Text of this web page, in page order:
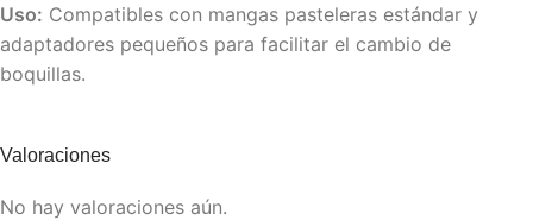
Uso: Compatibles con mangas pasteleras estándar y
adaptadores pequeños para facilitar el cambio de
boquillas.
Valoraciones
No hay valoraciones aún.